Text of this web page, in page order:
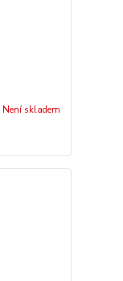
Není skladem